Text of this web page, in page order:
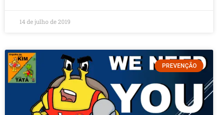
14 de julho de 2019
PREVENÇÃO